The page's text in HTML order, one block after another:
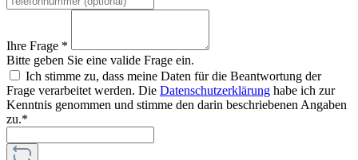
Ihre Frage *
Bitte geben Sie eine valide Frage ein.
Ich stimme zu, dass meine Daten für die Beantwortung der
Frage verarbeitet werden. Die Datenschutzerklärung habe ich zur
Kenntnis genommen und stimme den darin beschriebenen Angaben
zu.*